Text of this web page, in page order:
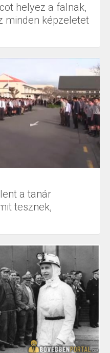
helyez a falnak,
minden képzeletet
a tanár
tesznek,